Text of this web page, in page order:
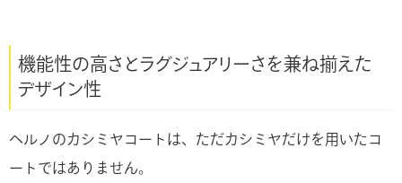
機能性の高さとラグジュアリーさを兼ね揃えた
デザイン性
ヘルノのカシミヤコートは、ただカシミヤだけを用いたコ
ートではありません。